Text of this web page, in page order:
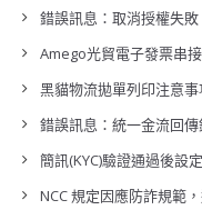
錯誤訊息：取消授權失敗
Amego光貿電子發票串
黑貓物流拋單列印注意事
錯誤訊息：統一金流回
簡訊(KYC)驗證通過後設定
NCC 規定因應防詐規範